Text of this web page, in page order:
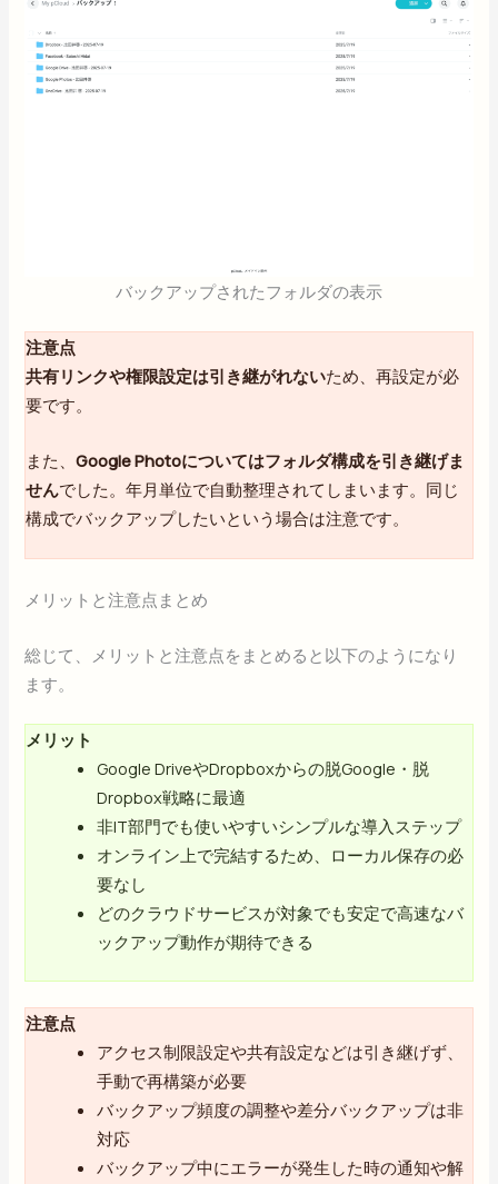
バックアップされたフォルダの表示
注意点
共有リンクや権限設定は引き継がれないため、再設定が必
要です。
また、Google Photoについてはフォルダ構成を引き継げま
せんでした。年月単位で自動整理されてしまいます。同じ
構成でバックアップしたいという場合は注意です。
メリットと注意点まとめ
総じて、メリットと注意点をまとめると以下のようになり
ます。
メリット
Google DriveやDropboxからの脱Google・脱
Dropbox戦略に最適
非IT部門でも使いやすいシンプルな導入ステップ
オンライン上で完結するため、ローカル保存の必
要なし
どのクラウドサービスが対象でも安定で高速なバ
ックアップ動作が期待できる
注意点
アクセス制限設定や共有設定などは引き継げず、
手動で再構築が必要
バックアップ頻度の調整や差分バックアップは非
対応
バックアップ中にエラーが発生した時の通知や解